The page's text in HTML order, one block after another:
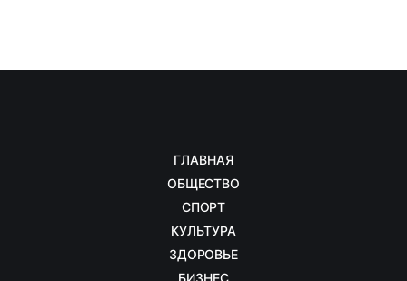
ГЛАВНАЯ
ОБЩЕСТВО
СПОРТ
КУЛЬТУРА
ЗДОРОВЬЕ